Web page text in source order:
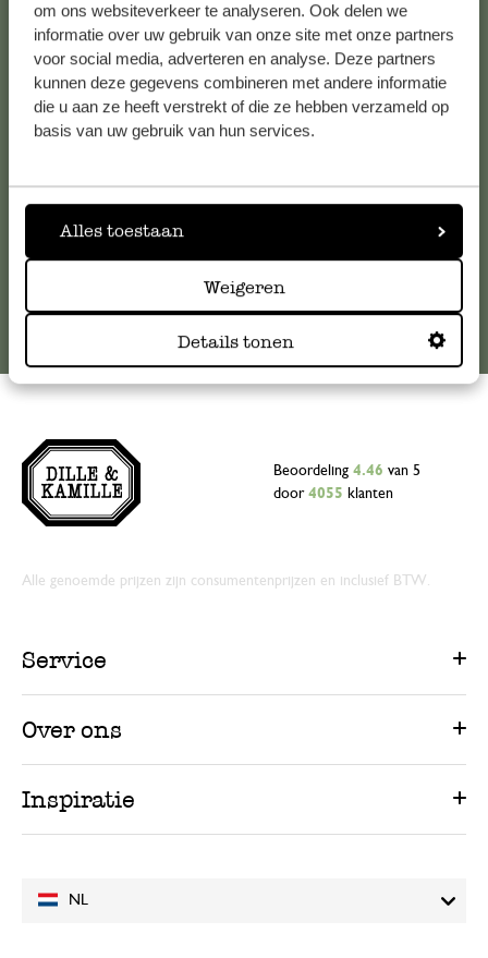
om ons websiteverkeer te analyseren. Ook delen we
informatie over uw gebruik van onze site met onze partners
voor social media, adverteren en analyse. Deze partners
kunnen deze gegevens combineren met andere informatie
die u aan ze heeft verstrekt of die ze hebben verzameld op
basis van uw gebruik van hun services.
Alles toestaan
Weigeren
Details tonen
Klantenservice
Voor vragen, tips of hulp kun je contact opnemen met onze
klantenservice. Of bekijk hier het antwoord op de
meestgestelde vragen.
klantenservice@dille-kamille.com
Online Klantenservice
NL
Beoordeling 4.46 van 5
door 4055 klanten
Alle genoemde prijzen zijn consumentenprijzen en inclusief BTW.
Service
Over ons
Inspiratie